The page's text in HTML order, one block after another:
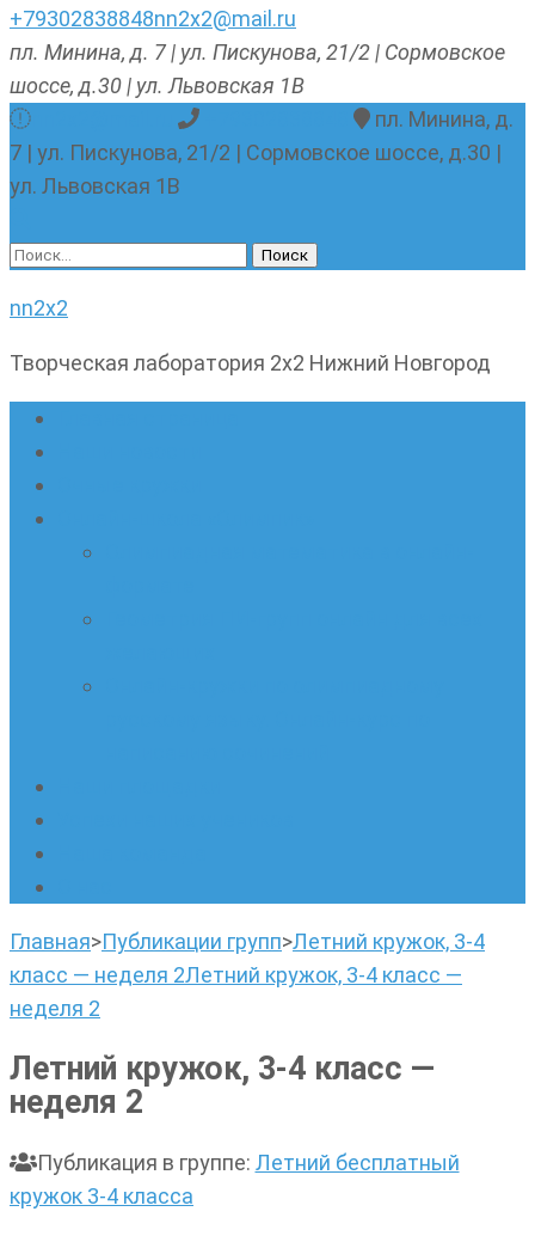
+79302838848nn2x2@mail.ru
пл. Минина, д. 7 | ул. Пискунова, 21/2 | Сормовское
шоссе, д.30 | ул. Львовская 1В
пл. Минина, д.
7 | ул. Пискунова, 21/2 | Сормовское шоссе, д.30 |
ул. Львовская 1В
Найти:
nn2x2
Творческая лаборатория 2х2 Нижний Новгород
Главная>Публикации групп>Летний кружок, 3-4
класс — неделя 2Летний кружок, 3-4 класс —
неделя 2
Летний кружок, 3-4 класс —
неделя 2
Публикация в группе: Летний бесплатный
кружок 3-4 класса